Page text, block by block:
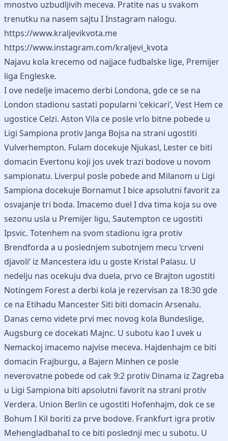
mnostvo uzbudljivih meceva. Pratite nas u svakom
trenutku na nasem sajtu I Instagram nalogu.
https://www.kraljevikvota.me
https://www.instagram.com/kraljevi_kvota
Najavu kola krecemo od najjace fudbalske lige, Premijer
liga Engleske.
I ove nedelje imacemo derbi Londona, gde ce se na
London stadionu sastati popularni ‘cekicari’, Vest Hem ce
ugostice Celzi. Aston Vila ce posle vrlo bitne pobede u
Ligi Sampiona protiv Janga Bojsa na strani ugostiti
Vulverhempton. Fulam docekuje Njukasl, Lester ce biti
domacin Evertonu koji jos uvek trazi bodove u novom
sampionatu. Liverpul posle pobede and Milanom u Ligi
Sampiona docekuje Bornamut I bice apsolutni favorit za
osvajanje tri boda. Imacemo duel I dva tima koja su ove
sezonu usla u Premijer ligu, Sautempton ce ugostiti
Ipsvic. Totenhem na svom stadionu igra protiv
Brendforda a u poslednjem subotnjem mecu ‘crveni
djavoli’ iz Mancestera idu u goste Kristal Palasu. U
nedelju nas ocekuju dva duela, prvo ce Brajton ugostiti
Notingem Forest a derbi kola je rezervisan za 18:30 gde
ce na Etihadu Mancester Siti biti domacin Arsenalu.
Danas cemo videte prvi mec novog kola Bundeslige,
Augsburg ce docekati Majnc. U subotu kao I uvek u
Nemackoj imacemo najvise meceva. Hajdenhajm ce biti
domacin Frajburgu, a Bajern Minhen ce posle
neverovatne pobede od cak 9:2 protiv Dinama iz Zagreba
u Ligi Sampiona biti apsolutni favorit na strani protiv
Verdera. Union Berlin ce ugostiti Hofenhajm, dok ce se
Bohum I Kil boriti za prve bodove. Frankfurt igra protiv
MehengladbahaI to ce biti poslednji mec u subotu. U